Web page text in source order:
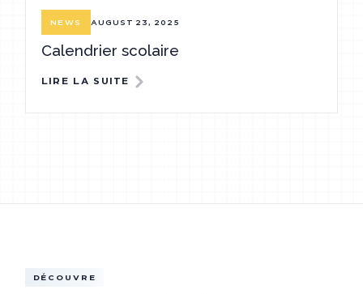
NEWS AUGUST 23, 2025
Calendrier scolaire
LIRE LA SUITE
DÉCOUVRE